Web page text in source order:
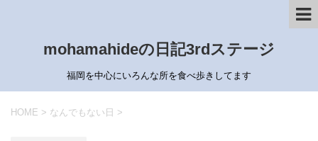
mohamahideの日記3rdステージ
福岡を中心にいろんな所を食べ歩きしてます
HOME > なんでもない日 >